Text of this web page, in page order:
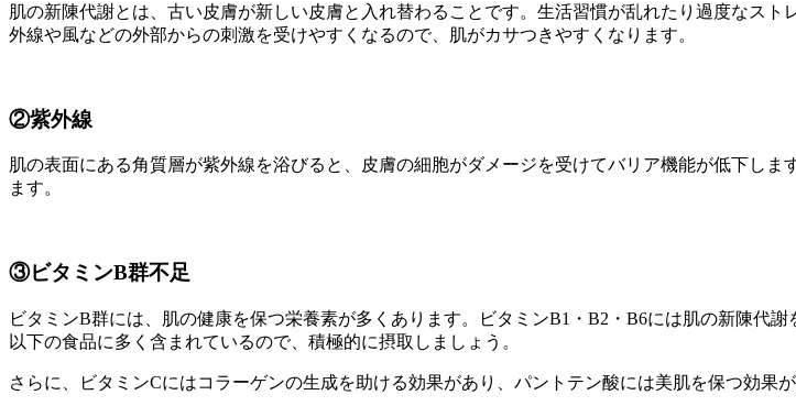
肌の新陳代謝とは、古い皮膚が新しい皮膚と入れ替わることです。生活習慣が乱れたり過度なス
外線や風などの外部からの刺激を受けやすくなるので、肌がカサつきやすくなります。
②紫外線
肌の表面にある角質層が紫外線を浴びると、皮膚の細胞がダメージを受けてバリア機能が低下し
ます。
③ビタミンB群不足
ビタミンB群には、肌の健康を保つ栄養素が多くあります。ビタミンB1・B2・B6には肌の新陳代
以下の食品に多く含まれているので、積極的に摂取しましょう。
さらに、ビタミンCにはコラーゲンの生成を助ける効果があり、パントテン酸には美肌を保つ効果